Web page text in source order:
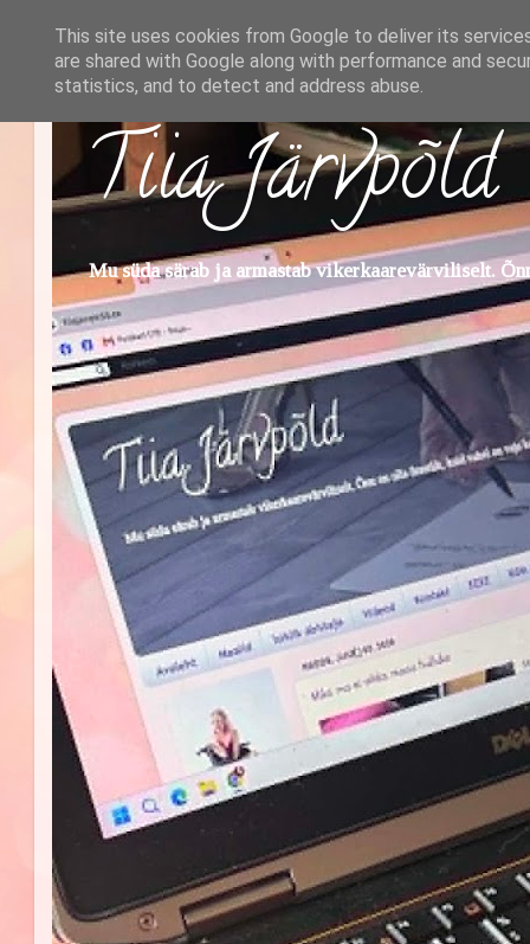
Tiia Järvpõld
Mu süda särab ja armastab vikerkaarevärviliselt.
This site uses cookies from Google to deliver its
are shared with Google along with performance and
statistics, and to detect and address abuse.